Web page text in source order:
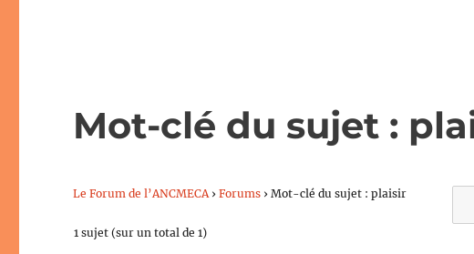
Mot-clé du sujet :
Le Forum de l’ANCMECA › Forums › Mot-clé du sujet : plaisir
1 sujet (sur un total de 1)